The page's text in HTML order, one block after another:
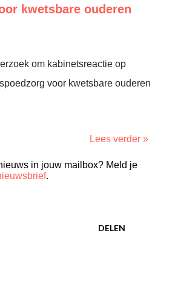
kwetsbare ouderen
om kabinetsreactie op
voor kwetsbare ouderen
Lees verder »
in jouw mailbox? Meld je
.
DELEN